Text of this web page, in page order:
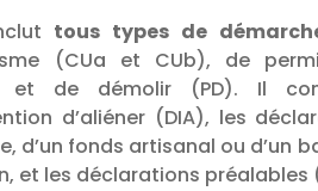
tous types de
(CUa et CUb), de
et de démolir (PD). Il
d’aliéner (DIA), les
d’un fonds artisanal ou d’un
et les déclarations préalables